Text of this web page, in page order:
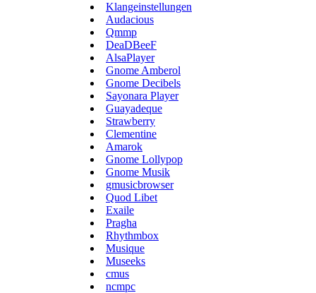
Klangeinstellungen
Audacious
Qmmp
DeaDBeeF
AlsaPlayer
Gnome Amberol
Gnome Decibels
Sayonara Player
Guayadeque
Strawberry
Clementine
Amarok
Gnome Lollypop
Gnome Musik
gmusicbrowser
Quod Libet
Exaile
Pragha
Rhythmbox
Musique
Museeks
cmus
ncmpc